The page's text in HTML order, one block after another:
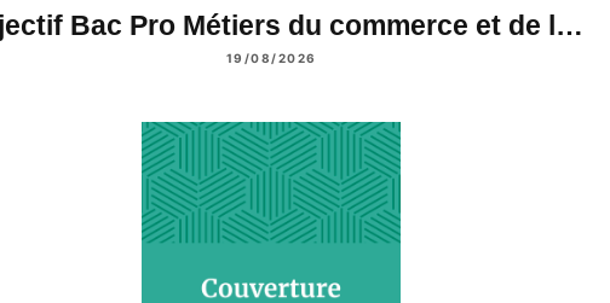
Bac Pro Métiers du commerce et de l…
19/08/2026